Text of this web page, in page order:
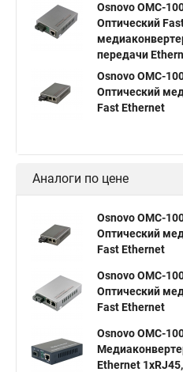
Osnovo OMC-
Оптический
передачи
Osnovo OMC-
Оптический
Fast Ethernet
Аналоги по цене
Osnovo OMC-
Оптический
Fast Ethernet
Osnovo OMC-
Оптический
Fast Ethernet
Osnovo OMC-
Ethernet